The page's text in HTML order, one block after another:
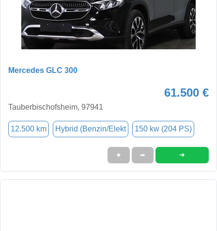
Mercedes GLC 300
61.500 €
Tauberbischofsheim, 97941
12.500 km Hybrid (Benzin/Elekt 150 kw (204 PS)
★ ➦ ➜